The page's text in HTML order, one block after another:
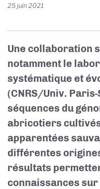
25 juin 2021
Une collaboration
notamment le
systématique et
(CNRS/Univ.
séquences du
abricotiers
apparentées
différentes
résultats
connaissances